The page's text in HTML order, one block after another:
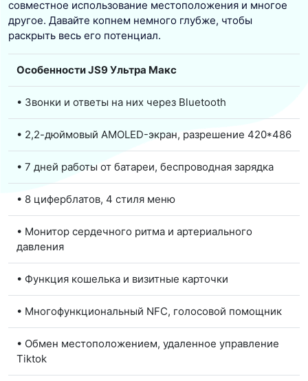
совместное использование местоположения и многое
другое. Давайте копнем немного глубже, чтобы
раскрыть весь его потенциал.
Особенности JS9 Ультра Макс
• Звонки и ответы на них через Bluetooth
• 2,2-дюймовый AMOLED-экран, разрешение 420*486
• 7 дней работы от батареи, беспроводная зарядка
• 8 циферблатов, 4 стиля меню
• Монитор сердечного ритма и артериального
давления
• Функция кошелька и визитные карточки
• Многофункциональный NFC, голосовой помощник
• Обмен местоположением, удаленное управление
Tiktok